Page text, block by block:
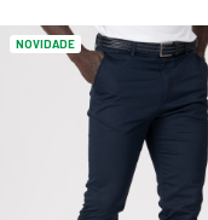
NOVIDADE